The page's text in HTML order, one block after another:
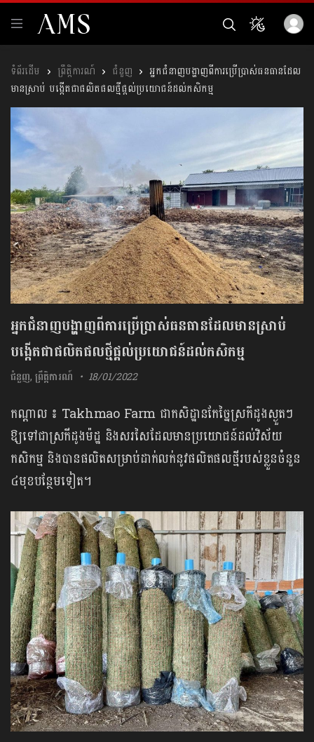
ព្រឹត្តិការណ៍ ជំនួញ
អ្នកជំនាញបង្ហាញពីការប្រើប្រាស់ធនធានដែល
មានស្រាប់ បង្កើតជាផលិតផលថ្មីផ្ដល់ប្រយោជន៍ដល់កសិកម្ម
អ្នកជំនាញបង្ហាញពីការប្រើប្រាស់ធនធានដែលមានស្រាប់
បង្កើតជាផលិតផលថ្មីផ្ដល់ប្រយោជន៍ដល់កសិកម្ម
ជំនួញ,ព្រឹត្តិការណ៍ 18/01/2022
កណ្តាល ៖ Takhmao Farm ជាកសិដ្ឋានកែច្នៃស្រកីដូងស្ងួតៗ
ឱ្យទៅជាស្រកីដូងម៉ដ្ឋ និងសរសៃដែលមានប្រយោជន៍ដល់វិស័យ
កសិកម្ម និងបានផលិតសម្រាប់ដាក់លក់នូវផលិតផលថ្មីរបស់ខ្លួនចំនួន
៤មុខបន្ថែមទៀត។